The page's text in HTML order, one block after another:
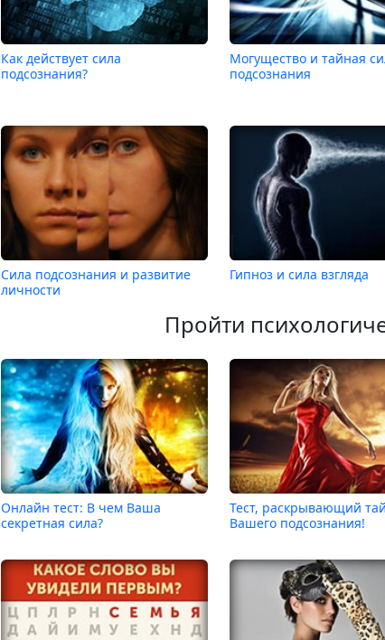
Как действует сила
подсознания?
Могущество и тайная
подсознания
Сила подсознания и развитие
личности
Гипноз и сила взгляда
Пройти
Онлайн тест: В чем Ваша
секретная сила?
Тест, раскрывающий
Вашего подсознания!